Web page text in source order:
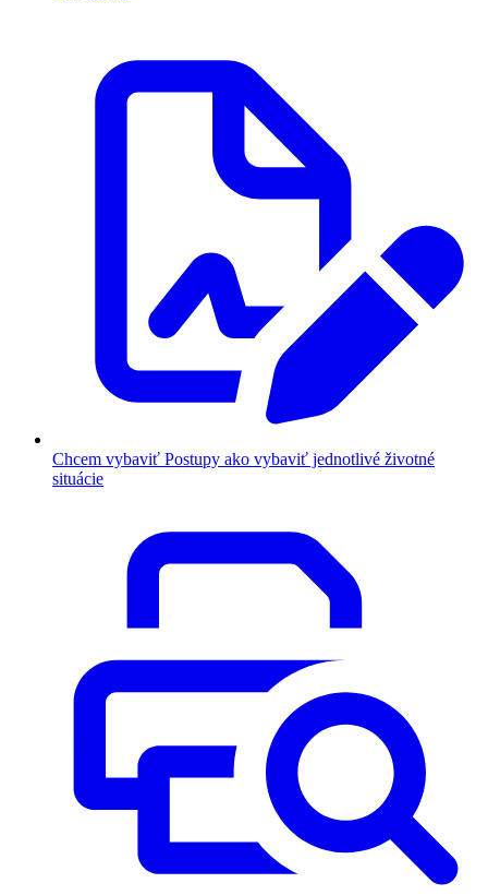
Chcem vybaviť Postupy ako vybaviť jednotlivé životné
situácie